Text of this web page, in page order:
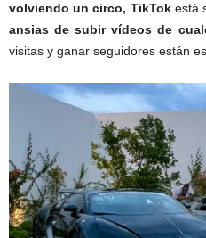
volviendo un circo, TikTokestá
ansias de subir vídeos de
visitas y ganar seguidores están